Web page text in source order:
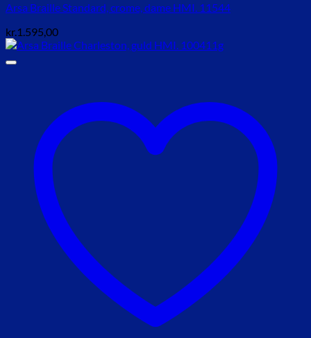
Arsa Braille Standard, crome, dame HMI. 11544
kr.1.595,00